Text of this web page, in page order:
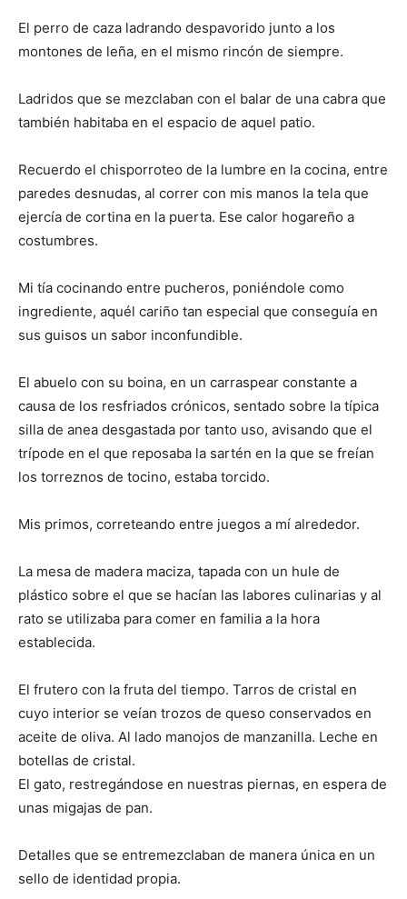
El perro de caza ladrando despavorido junto a los
montones de leña, en el mismo rincón de siempre.
Ladridos que se mezclaban con el balar de una cabra que
también habitaba en el espacio de aquel patio.
Recuerdo el chisporroteo de la lumbre en la cocina, entre
paredes desnudas, al correr con mis manos la tela que
ejercía de cortina en la puerta. Ese calor hogareño a
costumbres.
Mi tía cocinando entre pucheros, poniéndole como
ingrediente, aquél cariño tan especial que conseguía en
sus guisos un sabor inconfundible.
El abuelo con su boina, en un carraspear constante a
causa de los resfriados crónicos, sentado sobre la típica
silla de anea desgastada por tanto uso, avisando que el
trípode en el que reposaba la sartén en la que se freían
los torreznos de tocino, estaba torcido.
Mis primos, correteando entre juegos a mí alrededor.
La mesa de madera maciza, tapada con un hule de
plástico sobre el que se hacían las labores culinarias y al
rato se utilizaba para comer en familia a la hora
establecida.
El frutero con la fruta del tiempo. Tarros de cristal en
cuyo interior se veían trozos de queso conservados en
aceite de oliva. Al lado manojos de manzanilla. Leche en
botellas de cristal.
El gato, restregándose en nuestras piernas, en espera de
unas migajas de pan.
Detalles que se entremezclaban de manera única en un
sello de identidad propia.